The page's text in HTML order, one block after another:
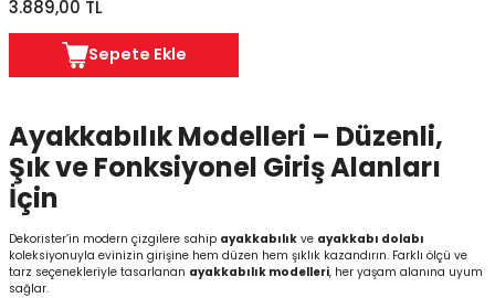
3.889,00 TL
Sepete Ekle
Ayakkabılık Modelleri – Düzenli,
Şık ve Fonksiyonel Giriş Alanları
İçin
Dekorister’in modern çizgilere sahip ayakkabılık ve ayakkabı dolabı
koleksiyonuyla evinizin girişine hem düzen hem şıklık kazandırın. Farklı ölçü ve
tarz seçenekleriyle tasarlanan ayakkabılık modelleri, her yaşam alanına uyum
sağlar.